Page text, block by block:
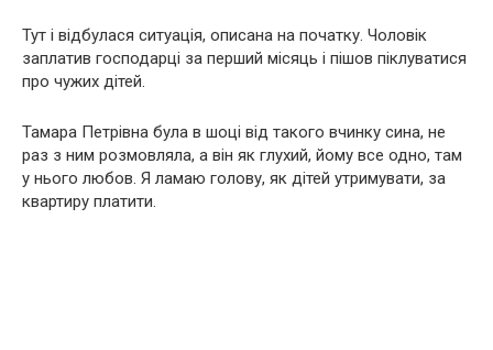
Тут і відбулася ситуація, описана на початку. Чоловік
заплатив господарці за перший місяць і пішов піклуватися
про чужих дітей.
Тамара Петрівна була в шоці від такого вчинку сина, не
раз з ним розмовляла, а він як глухий, йому все одно, там
у нього любов. Я ламаю голову, як дітей утримувати, за
квартиру платити.